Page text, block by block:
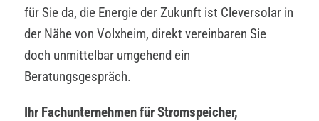
für Sie da, die Energie der Zukunft ist Cleversolar in
der Nähe von Volxheim, direkt vereinbaren Sie
doch unmittelbar umgehend ein
Beratungsgespräch.
Ihr Fachunternehmen für Stromspeicher,